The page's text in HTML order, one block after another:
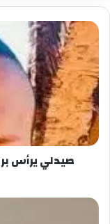
شخص يمثلون
الحية للمناطق ،
(الحركة
المدني ، والأحزاب
والعرفية ،
الجيش) ،
وبوركينا فاسو من
منذ بدء الجلسات
شوارع العاصمة
فاسو لمطالبة
المرحلة الانتقالية.
صيدلي يرأس